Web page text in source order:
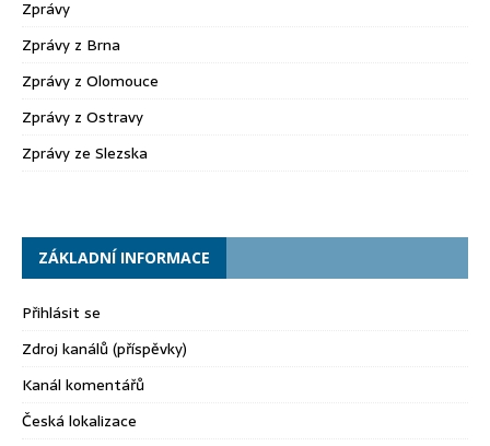
Zprávy
Zprávy z Brna
Zprávy z Olomouce
Zprávy z Ostravy
Zprávy ze Slezska
ZÁKLADNÍ INFORMACE
Přihlásit se
Zdroj kanálů (příspěvky)
Kanál komentářů
Česká lokalizace